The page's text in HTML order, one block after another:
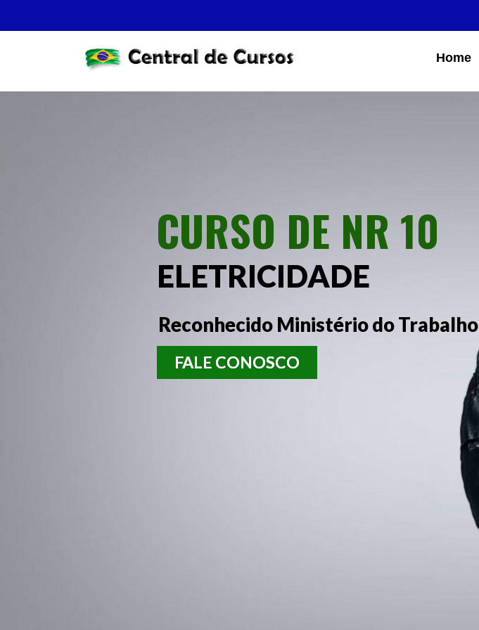
Home
ELETRICIDADE
Reconhecido Ministério do Trabalho
CURSO DE NR 10
FALE CONOSCO